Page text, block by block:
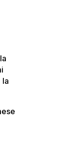
la